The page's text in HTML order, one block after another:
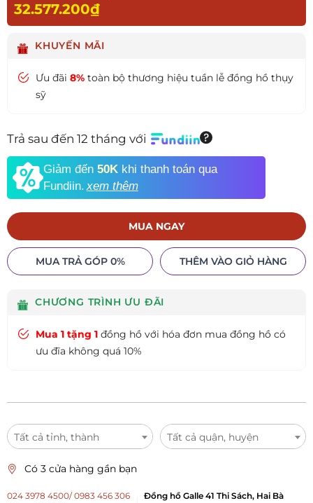
32.577.200₫
KHUYẾN MÃI
Ưu đãi 8% toàn bộ thương hiệu tuần lễ đồng hồ thụy
sỹ
Trả sau đến 12 tháng với
Giảm đến 50K khi thanh toán qua
Fundiin.xem thêm
MUA NGAY
MUA TRẢ GÓP 0% THÊM VÀO GIỎ HÀNG
CHƯƠNG TRÌNH ƯU ĐÃI
Mua 1 tặng 1 đồng hồ với hóa đơn mua đồng hồ có
ưu đĩa không quá 10%
Tất cả tỉnh, thành Tất cả quận, huyện
Có 3 cửa hàng gần bạn
024 3978 4500/ 0983 456 306
Đồng hồ Galle 41 Thi Sách, Hai Bà